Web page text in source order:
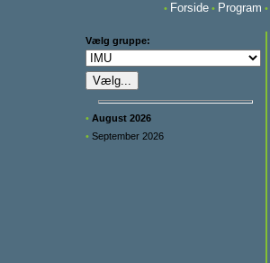
• Forside • Program •
Vælg gruppe:
• August 2026
• September 2026